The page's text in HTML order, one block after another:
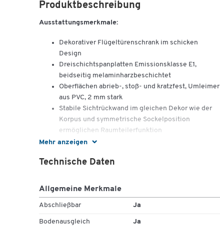
Mehr anzeigen
Produktbeschreibung
Ausstattungsmerkmale:
Dekorativer Flügeltürenschrank im schicken
Design
Dreischichtspanplatten Emissionsklasse E1,
beidseitig melaminharzbeschichtet
Oberflächen abrieb-, stoß- und kratzfest, Umleimer
aus PVC, 2 mm stark
Stabile Sichtrückwand im gleichen Dekor wie der
Korpus und symmetrische Sockelposition
ermöglichen Raumteilerfunktion
Top/Boden aus 25 mm starken Platten
Sockel
110°, Metallgriff und Schließdämpfung
Abschließbar durch elegantes Kippschloss
Einlegeböden in 32 mm-Raster höhenverstellbar
für flexible Einteilung
Technische Daten
Allgemeine Merkmale
Abschließbar Ja
Bodenausgleich Ja